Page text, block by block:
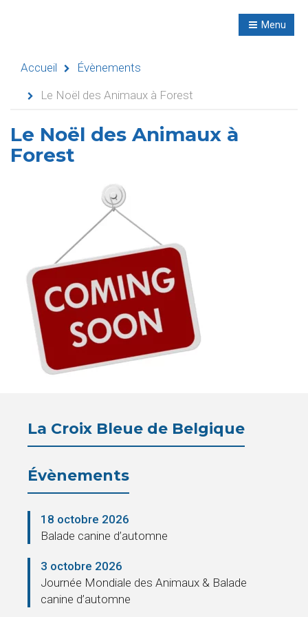
Menu
Navigation
Accueil
Évènements
Séminaires
Refuges
Pension
Bleue
Presse
Cantine
Contacts
Accueil
Évènements
Le Noël des Animaux à Forest
Le Noël des Animaux à
Forest
La Croix Bleue de Belgique
Évènements
18 octobre 2026
Balade canine d’automne
3 octobre 2026
Journée Mondiale des Animaux & Balade
canine d’automne